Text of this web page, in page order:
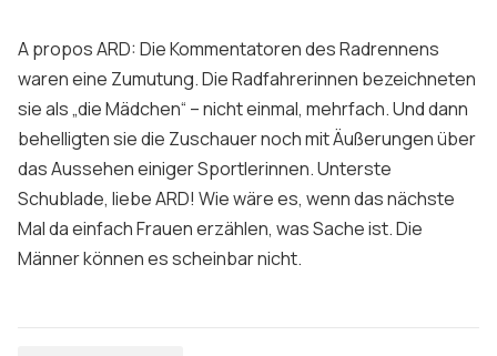
A propos ARD: Die Kommentatoren des Radrennens
waren eine Zumutung. Die Radfahrerinnen bezeichneten
sie als „die Mädchen“ – nicht einmal, mehrfach. Und dann
behelligten sie die Zuschauer noch mit Äußerungen über
das Aussehen einiger Sportlerinnen. Unterste
Schublade, liebe ARD! Wie wäre es, wenn das nächste
Mal da einfach Frauen erzählen, was Sache ist. Die
Männer können es scheinbar nicht.